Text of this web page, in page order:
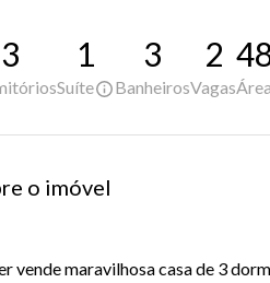
3 1
Suíte
3
Banheiros
2
Vagas
o imóvel
vende maravilhosa casa de 3